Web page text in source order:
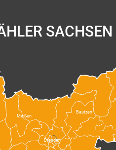
SACHSEN
Bautzen
Meißen
Dresden